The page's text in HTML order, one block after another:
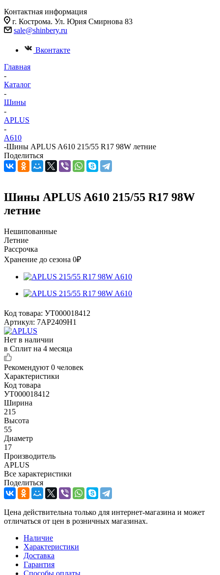
Контактная информация
г. Кострома. Ул. Юрия Смирнова 83
sale@shinbery.ru
Вконтакте
Главная
-
Каталог
-
Шины
-
APLUS
-
A610
-Шины APLUS A610 215/55 R17 98W летние
Поделиться
Шины APLUS A610 215/55 R17 98W
летние
Нешипованные
Летние
Рассрочка
Хранение до сезона 0₽
Код товара: УТ000018412
Артикул: 7AP2409H1
Нет в наличии
в Сплит на 4 месяца
Рекомендуют 0 человек
Характеристики
Код товара
УТ000018412
Ширина
215
Высота
55
Диаметр
17
Производитель
APLUS
Все характеристики
Поделиться
Цена действительна только для интернет-магазина и может
отличаться от цен в розничных магазинах.
Наличие
Характеристики
Доставка
Гарантия
Способы оплаты